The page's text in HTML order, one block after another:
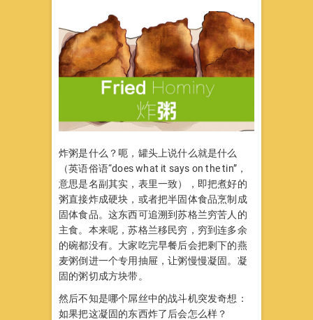
炸粥是什么？呃，罐头上说什么就是什么
（英语俗语“does what it says on the tin”，
意思是名副其实，表里一致），即把煮好的
粥直接炸成硬块，或者把半固体食品烹制成
固体食品。这东西可追溯到苏格兰穷苦人的
主食。本来呢，苏格兰移民穷，穷到连多余
的碗都没有。大家吃完早餐后会把剩下的燕
麦粥倒进一个专用抽屉，让粥慢慢凝固。凝
固的粥切成方块带。
然后不知是哪个屌丝中的战斗机突发奇想：
如果把这凝固的东西炸了后会怎么样？